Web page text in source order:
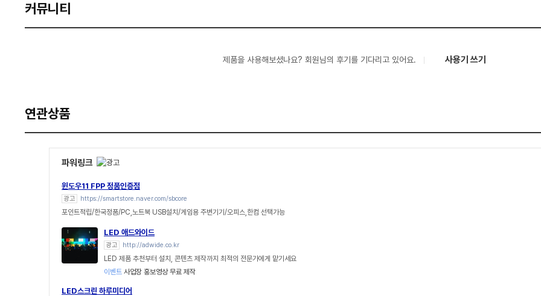
커뮤니티
제품을 사용해보셨나요? 회원님의 후기를 기다리고 있어요. 사용기 쓰기
연관상품
파워링크
윈도우11 FPP 정품인증점
광고 https://smartstore.naver.com/sbcore
포인트적립/한국정품/PC,노트북 USB설치/게임용 주변기기/오피스,한컴 선택가능
LED 애드와이드
광고 http://adwide.co.kr
LED 제품 추천부터 설치, 콘텐츠 제작까지 최적의 전문가에게 맡기세요
이벤트 사업장 홍보영상 무료 제작
LED스크린 하루미디어